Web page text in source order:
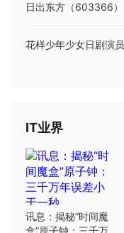
IT业界
讯息：揭秘“时间魔
盒”原子钟：三千万